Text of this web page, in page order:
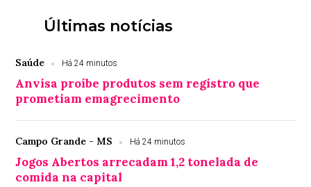
Últimas notícias
Saúde Há 24 minutos
Anvisa proíbe produtos sem registro que
prometiam emagrecimento
Campo Grande - MS Há 24 minutos
Jogos Abertos arrecadam 1,2 tonelada de
comida na capital